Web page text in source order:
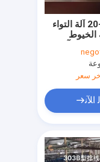
20-600T / M آلة التواء
الخيوط
سعر
ﺍﻶﻧ